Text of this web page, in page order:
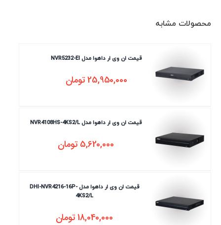
محصولات مشابه
قیمت ان وی ار داهوا مدل NVR5232-EI
25,950,000تومان
قیمت ان وی ار داهوا مدل NVR4108HS-4KS2/L
5,620,000تومان
قیمت ان وی ار داهوا مدل DHI-NVR4216-16P-
4KS2/L
18,040,000تومان